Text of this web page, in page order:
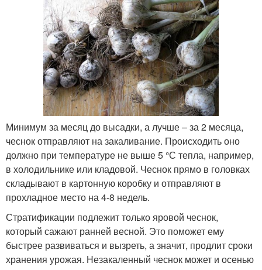
Минимум за месяц до высадки, а лучше – за 2 месяца,
чеснок отправляют на закаливание. Происходить оно
должно при температуре не выше 5 °С тепла, например,
в холодильнике или кладовой. Чеснок прямо в головках
складывают в картонную коробку и отправляют в
прохладное место на 4-8 недель.
Стратификации подлежит только яровой чеснок,
который сажают ранней весной. Это поможет ему
быстрее развиваться и вызреть, а значит, продлит сроки
хранения урожая. Незакаленный чеснок может и осенью